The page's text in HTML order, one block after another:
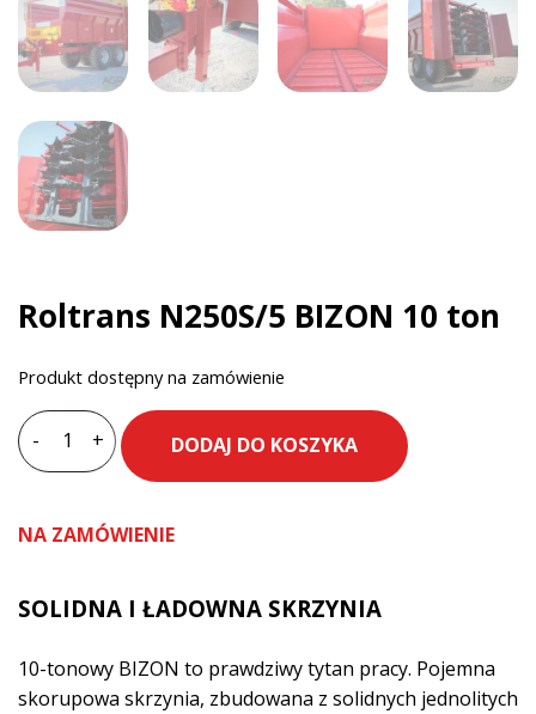
Roltrans N250S/5 BIZON 10 ton
Produkt dostępny na zamówienie
-
ilość
BIZON
ton
+ DODAJ DO KOSZYKA
NA ZAMÓWIENIE
SOLIDNA I ŁADOWNA SKRZYNIA
10-tonowy BIZON to prawdziwy tytan pracy. Pojemna
skorupowa skrzynia, zbudowana z solidnych jednolitych